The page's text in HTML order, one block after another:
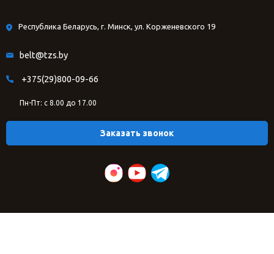
Республика Беларусь, г. Минск, ул. Корженевского 19
belt@tzs.by
+375(29)800-09-66
Пн-Пт: с 8.00 до 17.00
Заказать звонок